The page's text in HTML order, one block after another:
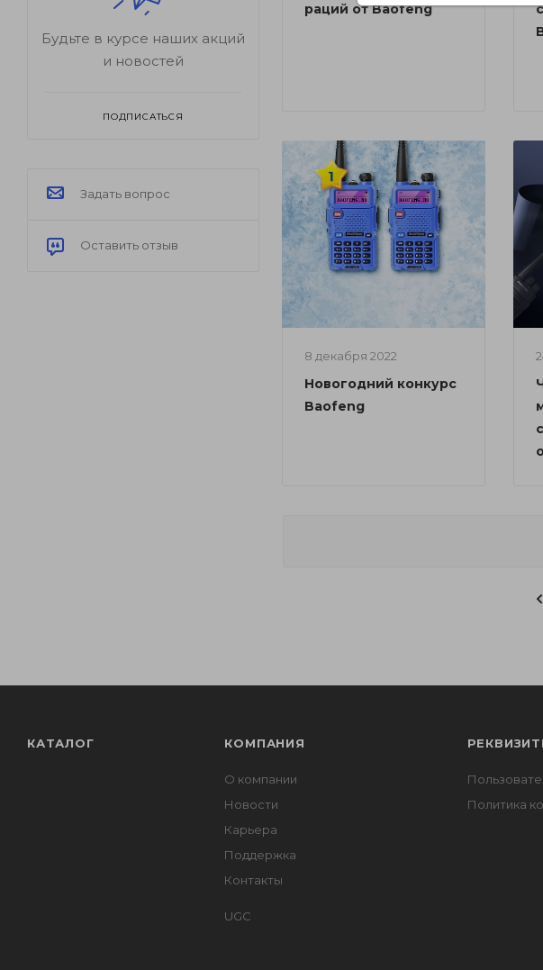
раций от Baofeng
8 декабря 2022
Новогодний конкурс
Baofeng
Будьте в курсе наших акций
и новостей
ПОДПИСАТЬСЯ
Задать вопрос
Оставить отзыв
КАТАЛОГ КОМПАНИЯ
О компании
Новости
Карьера
Поддержка
Контакты
UGC
Политика